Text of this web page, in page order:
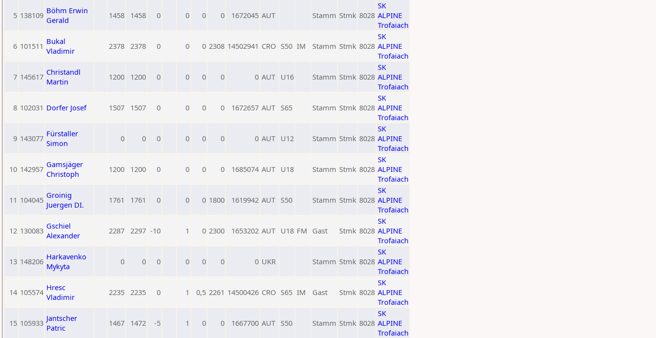
5 138109 Böhm Erwin
Gerald
1458 1458 0 0 0 0 1672045 AUT Stamm Stmk 8028
SK
ALPINE
Trofaiach
6 101511 Bukal
Vladimir
2378 2378 0 0 0 2308 14502941 CRO S50 IM Stamm Stmk 8028
SK
ALPINE
Trofaiach
7 145617 Christandl
Martin
1200 1200 0 0 0 0 0 AUT U16 Stamm Stmk 8028
SK
ALPINE
Trofaiach
8 102031 Dorfer Josef 1507 1507 0 0 0 0 1672657 AUT S65 Stamm Stmk 8028
SK
ALPINE
Trofaiach
9 143077 Fürstaller
Simon
0 0 0 0 0 0 0 AUT U12 Stamm Stmk 8028
SK
ALPINE
Trofaiach
10 142957 Gamsjäger
Christoph
1200 1200 0 0 0 0 1685074 AUT U18 Stamm Stmk 8028
SK
ALPINE
Trofaiach
11 104045 Groinig
Juergen DI.
1761 1761 0 0 0 1800 1619942 AUT S50 Stamm Stmk 8028
SK
ALPINE
Trofaiach
12 130083 Gschiel
Alexander
2287 2297 -10 1 0 2300 1653202 AUT U18 FM Gast Stmk 8028
SK
ALPINE
Trofaiach
13 148206 Harkavenko
Mykyta
0 0 0 0 0 0 0 UKR Stamm Stmk 8028
SK
ALPINE
Trofaiach
14 105574 Hresc
Vladimir
2235 2235 0 1 0,5 2261 14500426 CRO S65 IM Gast Stmk 8028
SK
ALPINE
Trofaiach
15 105933 Jantscher
Patric
1467 1472 -5 1 0 0 1667700 AUT S50 Stamm Stmk 8028
SK
ALPINE
Trofaiach